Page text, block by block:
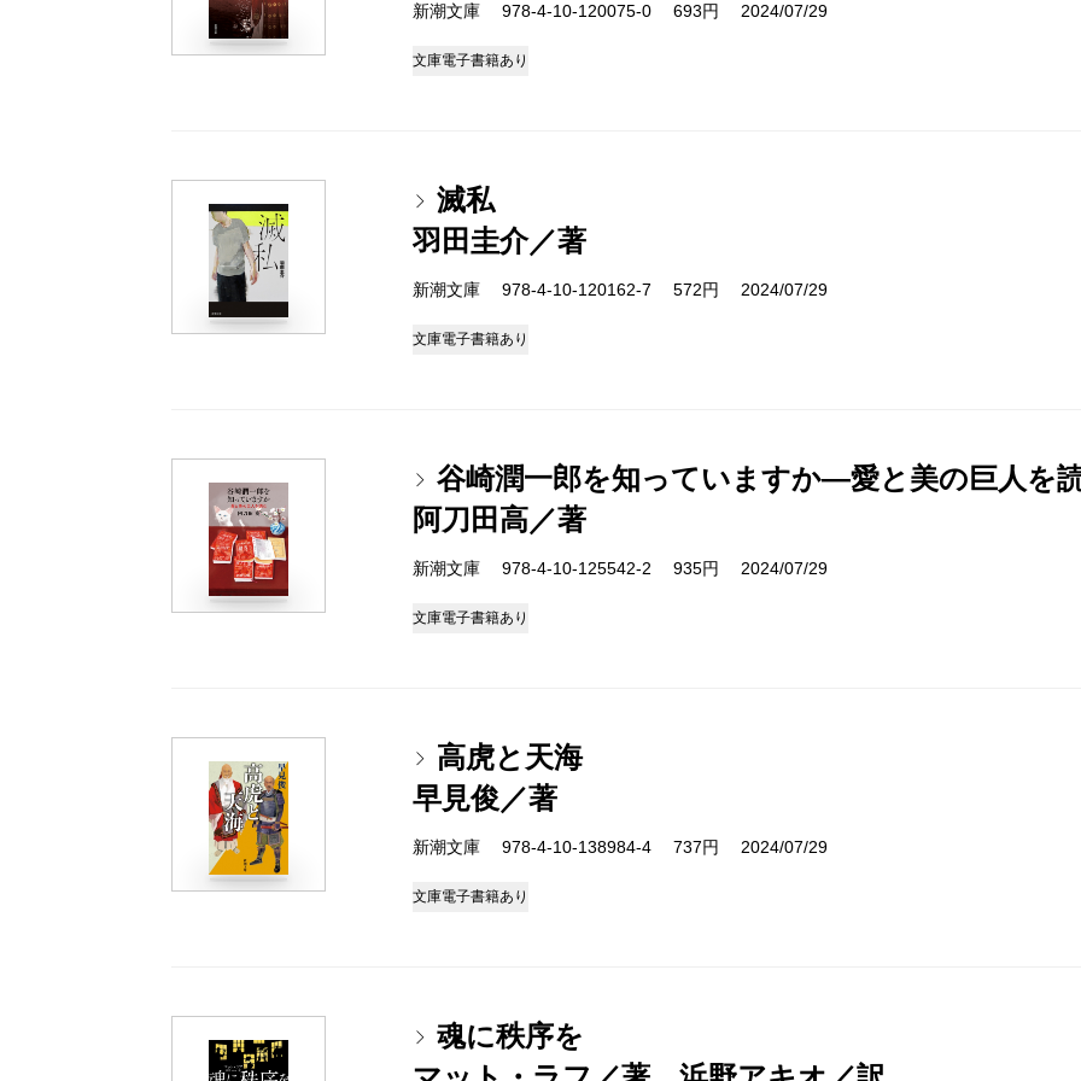
新潮文庫 978-4-10-120075-0 693円 2024/07/29
文庫電子書籍あり
滅私
羽田圭介／著
新潮文庫 978-4-10-120162-7 572円 2024/07/29
文庫電子書籍あり
谷崎潤一郎を知っていますか―愛と美の巨人を
阿刀田高／著
新潮文庫 978-4-10-125542-2 935円 2024/07/29
文庫電子書籍あり
高虎と天海
早見俊／著
新潮文庫 978-4-10-138984-4 737円 2024/07/29
文庫電子書籍あり
魂に秩序を